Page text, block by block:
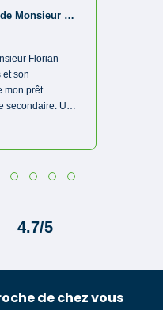
de chez vous